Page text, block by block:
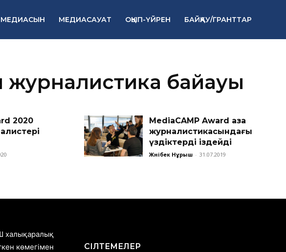
МЕДИАСЫН МЕДИАСАУАТ ОҚЫП-ҮЙРЕН БАЙҚАУ/ГРАНТТАР
журналистика байқауы
2020
MediaCAMP Award қазақ
журналистикасындағы
үздіктерді іздейді
Жәнібек Нұрыш - 31.07.2019
халықаралық
көмегімен
СІЛТЕМЕЛЕР